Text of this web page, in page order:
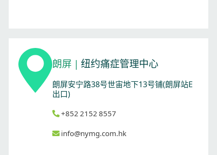
朗屏 | 纽约痛症管理中心
朗屏安宁路38号世宙地下13号铺(朗屏站E
出口)
+852 2152 8557
info@nymg.com.hk